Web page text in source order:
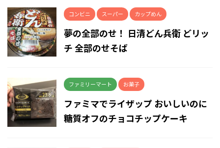
コンビニ スーパー カップめん
夢の全部のせ！ 日清どん兵衛 どリッ
チ 全部のせそば
ファミリーマート お菓子
ファミマでライザップ おいしいのに
糖質オフのチョコチップケーキ